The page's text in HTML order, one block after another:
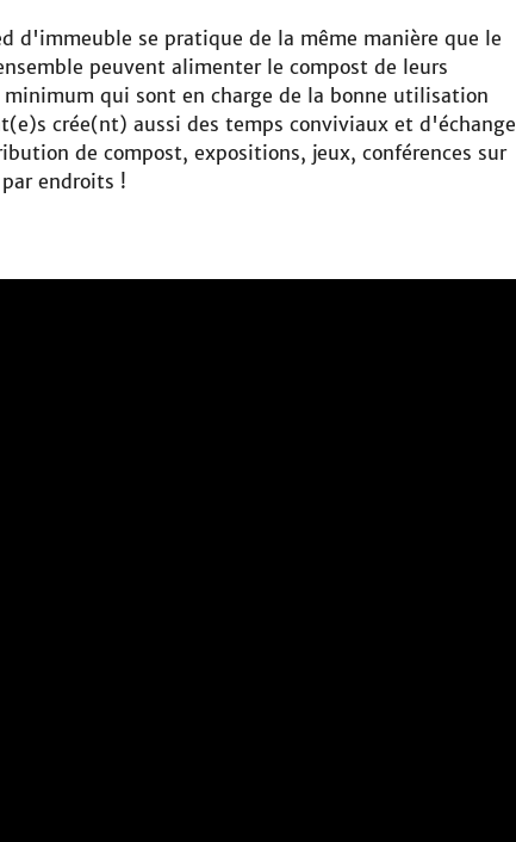
d'immeuble se pratique de la même manière que le
peuvent alimenter le compost de leurs
qui sont en charge de la bonne utilisation
crée(nt) aussi des temps conviviaux et d'échange
de compost, expositions, jeux, conférences sur
endroits !